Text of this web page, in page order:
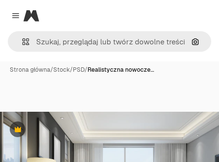
Close menu
Magnific
Szukaj
Strona główna/Stock/PSD/Realistyczna nowocze…
Premium